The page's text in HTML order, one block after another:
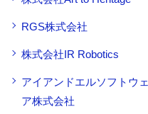
RGS株式会社
株式会社IR Robotics
アイアンドエルソフトウェ
ア株式会社